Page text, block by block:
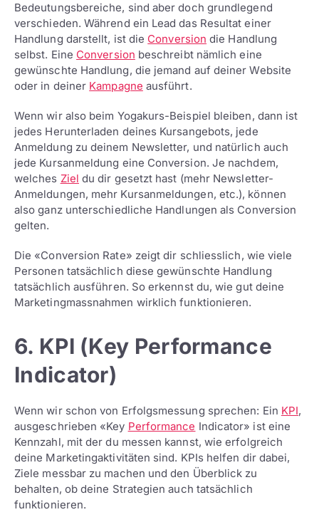
Bedeutungsbereiche, sind aber doch grundlegend
verschieden. Während ein Lead das Resultat einer
Handlung darstellt, ist die Conversion die Handlung
selbst. Eine Conversion beschreibt nämlich eine
gewünschte Handlung, die jemand auf deiner Website
oder in deiner Kampagne ausführt.
Wenn wir also beim Yogakurs-Beispiel bleiben, dann ist
jedes Herunterladen deines Kursangebots, jede
Anmeldung zu deinem Newsletter, und natürlich auch
jede Kursanmeldung eine Conversion. Je nachdem,
welches Ziel du dir gesetzt hast (mehr Newsletter-
Anmeldungen, mehr Kursanmeldungen, etc.), können
also ganz unterschiedliche Handlungen als Conversion
gelten.
Die «Conversion Rate» zeigt dir schliesslich, wie viele
Personen tatsächlich diese gewünschte Handlung
tatsächlich ausführen. So erkennst du, wie gut deine
Marketingmassnahmen wirklich funktionieren.
6. KPI (Key Performance
Indicator)
Wenn wir schon von Erfolgsmessung sprechen: Ein KPI,
ausgeschrieben «Key Performance Indicator» ist eine
Kennzahl, mit der du messen kannst, wie erfolgreich
deine Marketingaktivitäten sind. KPIs helfen dir dabei,
Ziele messbar zu machen und den Überblick zu
behalten, ob deine Strategien auch tatsächlich
funktionieren.